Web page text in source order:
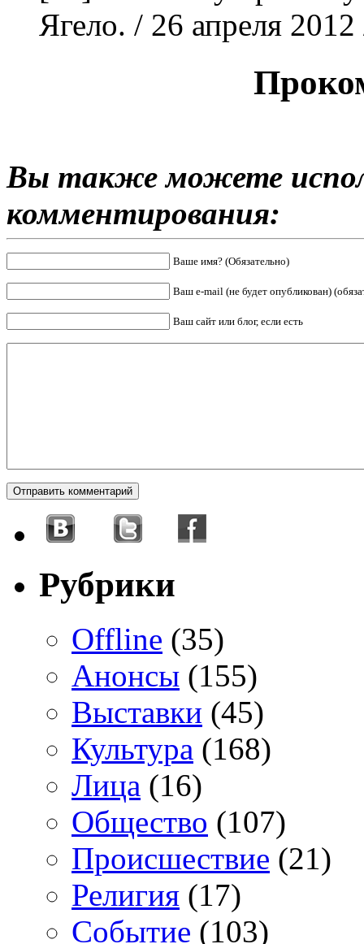
Ягело. / 26 апреля
Вы также можете
комментирования:
Ваше имя? (Обязательно)
Ваш e-mail (не будет опубликован)
Ваш сайт или блог, если есть
Рубрики
Offline (35)
Анонсы (155)
Выставки (45)
Культура (168)
Лица (16)
Общество (107)
Происшествие (21)
Религия (17)
Событие (103)